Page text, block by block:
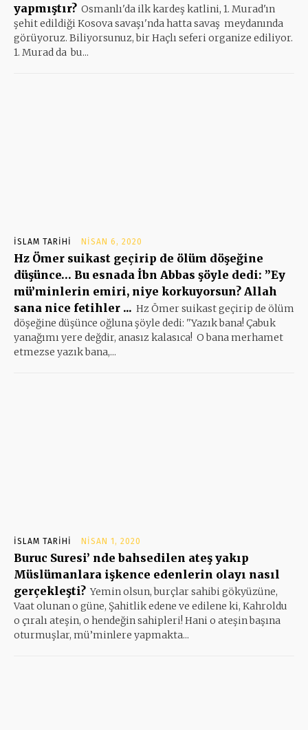
yapmıştır? Osmanlı'da ilk kardeş katlini, 1. Murad'ın
şehit edildiği Kosova savaşı'nda hatta savaş meydanında
görüyoruz. Biliyorsunuz, bir Haçlı seferi organize ediliyor.
1. Murad da bu...
İSLAM TARIHI NISAN 6, 2020
Hz Ömer suikast geçirip de ölüm döşeğine
düşünce… Bu esnada İbn Abbas şöyle dedi: ”Ey
mü’minlerin emiri, niye korkuyorsun? Allah
sana nice fetihler ... Hz Ömer suikast geçirip de ölüm
döşeğine düşünce oğluna şöyle dedi: ''Yazık bana! Çabuk
yanağımı yere değdir, anasız kalasıca! O bana merhamet
etmezse yazık bana,...
İSLAM TARIHI NISAN 1, 2020
Buruc Suresi’ nde bahsedilen ateş yakıp
Müslümanlara işkence edenlerin olayı nasıl
gerçekleşti? Yemin olsun, burçlar sahibi gökyüzüne,
Vaat olunan o güne, Şahitlik edene ve edilene ki, Kahroldu
o çıralı ateşin, o hendeğin sahipleri! Hani o ateşin başına
oturmuşlar, mü’minlere yapmakta...